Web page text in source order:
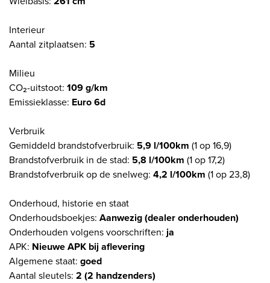
Interieur
Aantal zitplaatsen: 5
Milieu
CO₂-uitstoot: 109 g/km
Emissieklasse: Euro 6d
Verbruik
Gemiddeld brandstofverbruik: 5,9 l/100km (1 op 16,9)
Brandstofverbruik in de stad: 5,8 l/100km (1 op 17,2)
Brandstofverbruik op de snelweg: 4,2 l/100km (1 op 23,8)
Onderhoud, historie en staat
Onderhoudsboekjes: Aanwezig (dealer onderhouden)
Onderhouden volgens voorschriften: ja
APK: Nieuwe APK bij aflevering
Algemene staat: goed
Aantal sleutels: 2 (2 handzenders)